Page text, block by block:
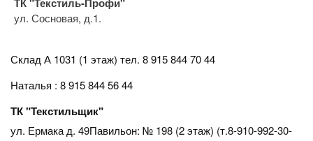
ул. Сосновая, д.1.
Склад А 1031 (1 этаж) тел. 8 915 844 70 44
Наталья : 8 915 844 56 44
ТК "Текстильщик"
ул. Ермака д. 49Павильон: № 198 (2 этаж) (т.8-910-992-30-